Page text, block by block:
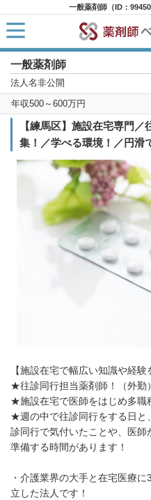
一般薬剤師（ID：
一般薬剤師
法人名非公開
年収500～600万円
【練馬区】施設在宅専門
集！／学べる環境！／円滑
【施設在宅で幅広い知識や経験
★往診同行担当薬剤師！（外勤
★施設在宅で医師をはじめ多職
★週の中で往診同行をする日と
診同行で気付いたことや、医師
準備する時間があります！
・介護業界の大手と在宅医療
立した法人です！
HOME
求人検索
新着求人
求人ランキング
キャリアアドバイザー紹介
コラム
転職支援サービスに申し込む